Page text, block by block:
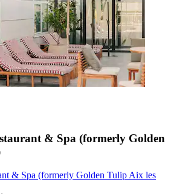
& Spa (formerly Golden
& Spa (formerly Golden Tulip Aix les